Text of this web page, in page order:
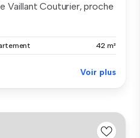
Vaillant Couturier, proche
42 m²
Voir plus